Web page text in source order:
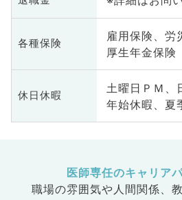
各種保険
雇用保険、労
厚生年金保険
休日休暇
土曜日ＰＭ、
年始休暇、夏
医師専任のキャリア
職場の雰囲気や人間関係、